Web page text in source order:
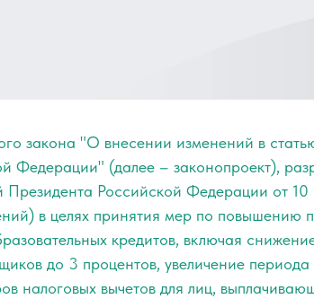
закона "О внесении изменений в
Федерации" (далее – законопроект),
Президента Российской Федерации от
в целях принятия мер по повышению
кредитов, включая
до 3 процентов, увеличение периода
налоговых вычетов для лиц,